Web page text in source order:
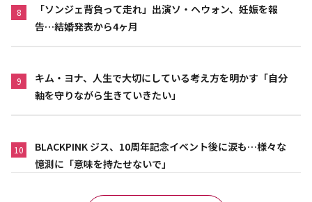
8
「ソンジェ背負って走れ」出演ソ・ヘウォン、妊娠を報
告…結婚発表から4ヶ月
9
キム・ヨナ、人生で大切にしている考え方を明かす「自分
軸を守りながら生きていきたい」
10
BLACKPINK ジス、10周年記念イベント後に涙も…様々な
憶測に「意味を持たせないで」